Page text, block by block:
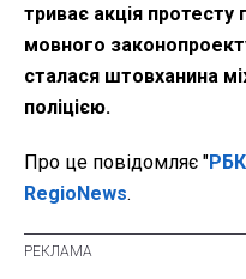
триває акція протесту
мовного
сталася штовханина
поліцією.
Про це повідомляє "
RegioNews.